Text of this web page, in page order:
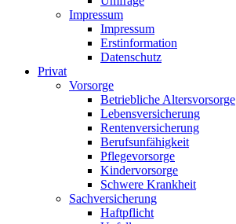
Impressum
Impressum
Erstinformation
Datenschutz
Privat
Vorsorge
Betriebliche Altersvorsorge
Lebensversicherung
Rentenversicherung
Berufsunfähigkeit
Pflegevorsorge
Kindervorsorge
Schwere Krankheit
Sachversicherung
Haftpflicht